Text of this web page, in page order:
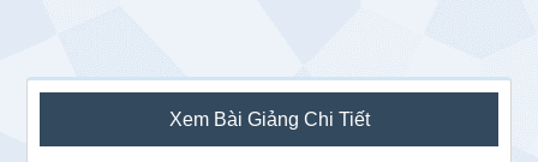
Sidebar
chính
Xem Bài Giảng Chi Tiết